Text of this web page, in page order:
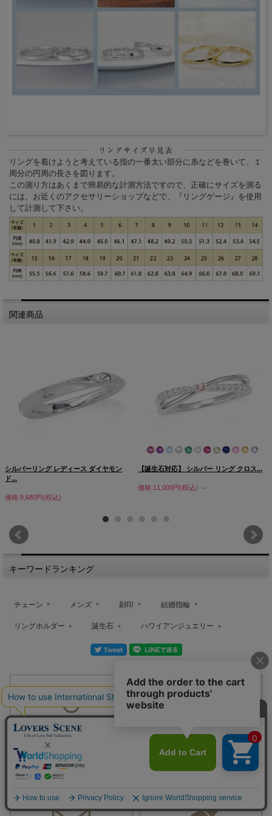
リングを着けようと考えている指の一番太い部分に糸などを巻いて、１
周分の円周の長さを図ります。
この測り方はあくまで簡易的な計測方法ですので、正確にサイズを測る
には、お近くのアクセサリーショップなどで、『リングゲージ』を使用
して計測して下さい。
関連商品
シルバーリング レディース ダイヤモン
ド...
価格:9,680円(税込)
【誕生石対応】 シルバー リング クロス...
価格:11,000円(税込) ～
キーワードランキング
チェーン メンズ 刻印 結婚指輪
リングホルダー 誕生石 ハワイアンジュエリー